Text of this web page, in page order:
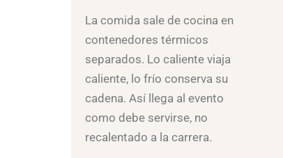
La comida sale de cocina en
contenedores térmicos
separados. Lo caliente viaja
caliente, lo frío conserva su
cadena. Así llega al evento
como debe servirse, no
recalentado a la carrera.